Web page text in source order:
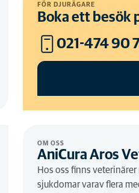
FÖR DJURÄGARE
Boka ett besök
021-474 90
OM OSS
AniCura Aros
Hos oss finns
sjukdomar varav flera